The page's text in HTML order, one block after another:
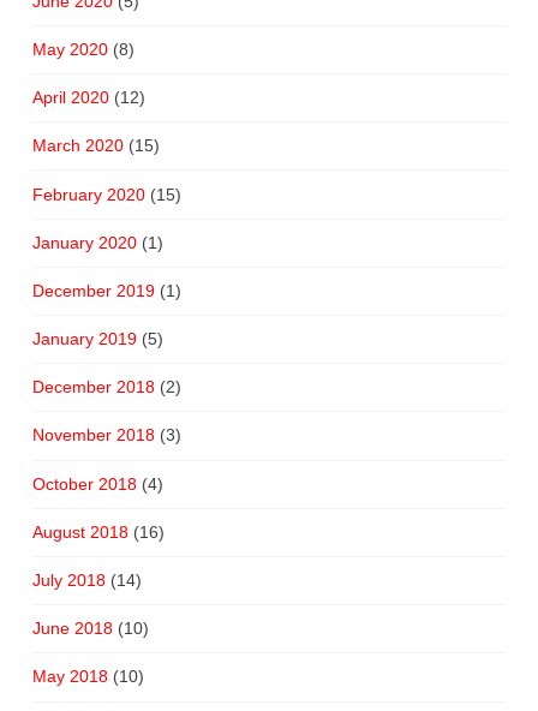
May 2020(8)
April 2020(12)
March 2020(15)
February 2020(15)
January 2020(1)
December 2019(1)
January 2019(5)
December 2018(2)
November 2018(3)
October 2018(4)
August 2018(16)
July 2018(14)
June 2018(10)
May 2018(10)